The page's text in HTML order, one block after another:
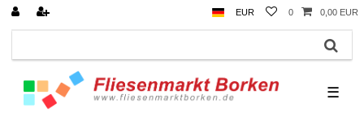
EUR 0 0,00 EUR
☰